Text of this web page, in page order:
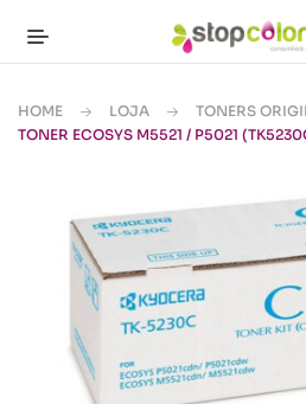
HOME LOJA TONERS
TONER ECOSYS M5521 / P5021